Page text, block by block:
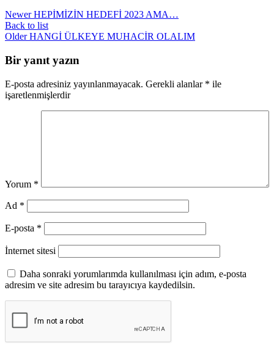
Newer HEPİMİZİN HEDEFİ 2023 AMA…
Back to list
Older HANGİ ÜLKEYE MUHACİR OLALIM
Bir yanıt yazın
E-posta adresiniz yayınlanmayacak. Gerekli alanlar * ile
işaretlenmişlerdir
Yorum *
Ad *
E-posta *
İnternet sitesi
Daha sonraki yorumlarımda kullanılması için adım, e-posta
adresim ve site adresim bu tarayıcıya kaydedilsin.